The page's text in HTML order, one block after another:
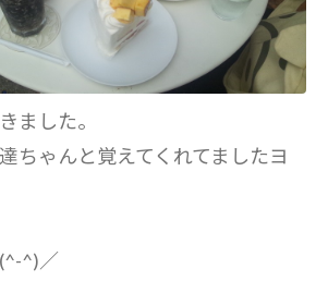
ました。
ちゃんと覚えてくれてましたヨ
^)／